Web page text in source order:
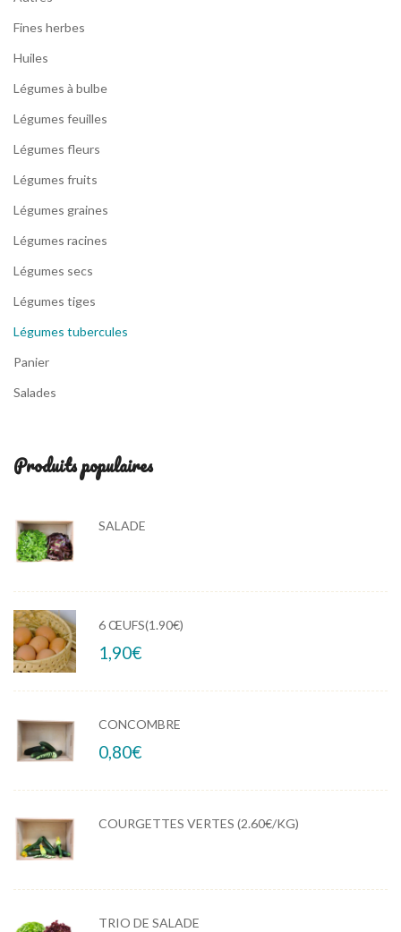
Fines herbes
Huiles
Légumes à bulbe
Légumes feuilles
Légumes fleurs
Légumes fruits
Légumes graines
Légumes racines
Légumes secs
Légumes tiges
Légumes tubercules
Panier
Salades
Produits populaires
SALADE
6 ŒUFS(1.90€)
1,90€
CONCOMBRE
0,80€
COURGETTES VERTES (2.60€/KG)
TRIO DE SALADE